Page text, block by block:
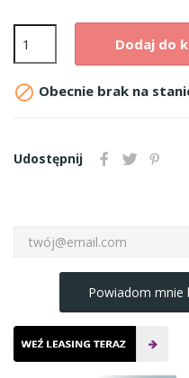
Dodaj do
 Obecnie brak na
Udostępnij
Powiadom mnie